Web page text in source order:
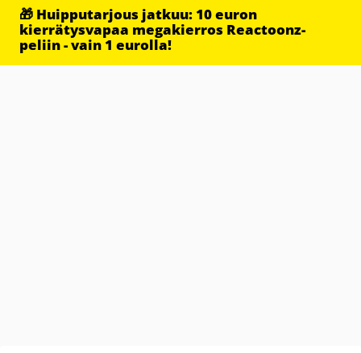
🎁 Huipputarjous jatkuu: 10 euron
kierrätysvapaa megakierros Reactoonz-
peliin - vain 1 eurolla!